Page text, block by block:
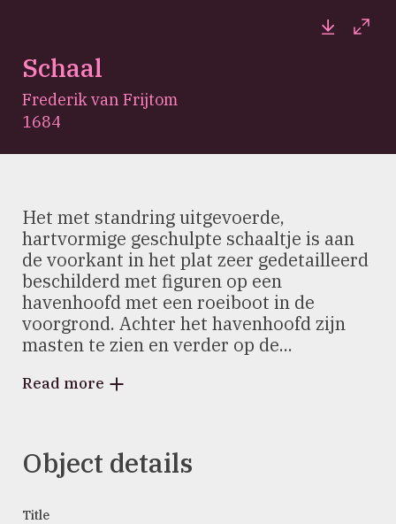
Schaal
Frederik van Frijtom
1684
Het met standring uitgevoerde,
hartvormige geschulpte schaaltje is aan
de voorkant in het plat zeer gedetailleerd
beschilderd met figuren op een
havenhoofd met een roeiboot in de
voorgrond. Achter het havenhoofd zijn
masten te zien en verder op de...
Read more
Object details
Title